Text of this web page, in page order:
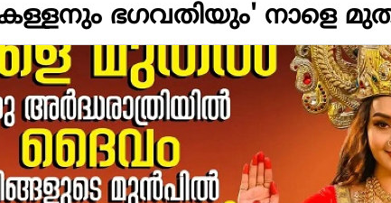
'കള്ളനും ഭഗവതിയും' നാളെ